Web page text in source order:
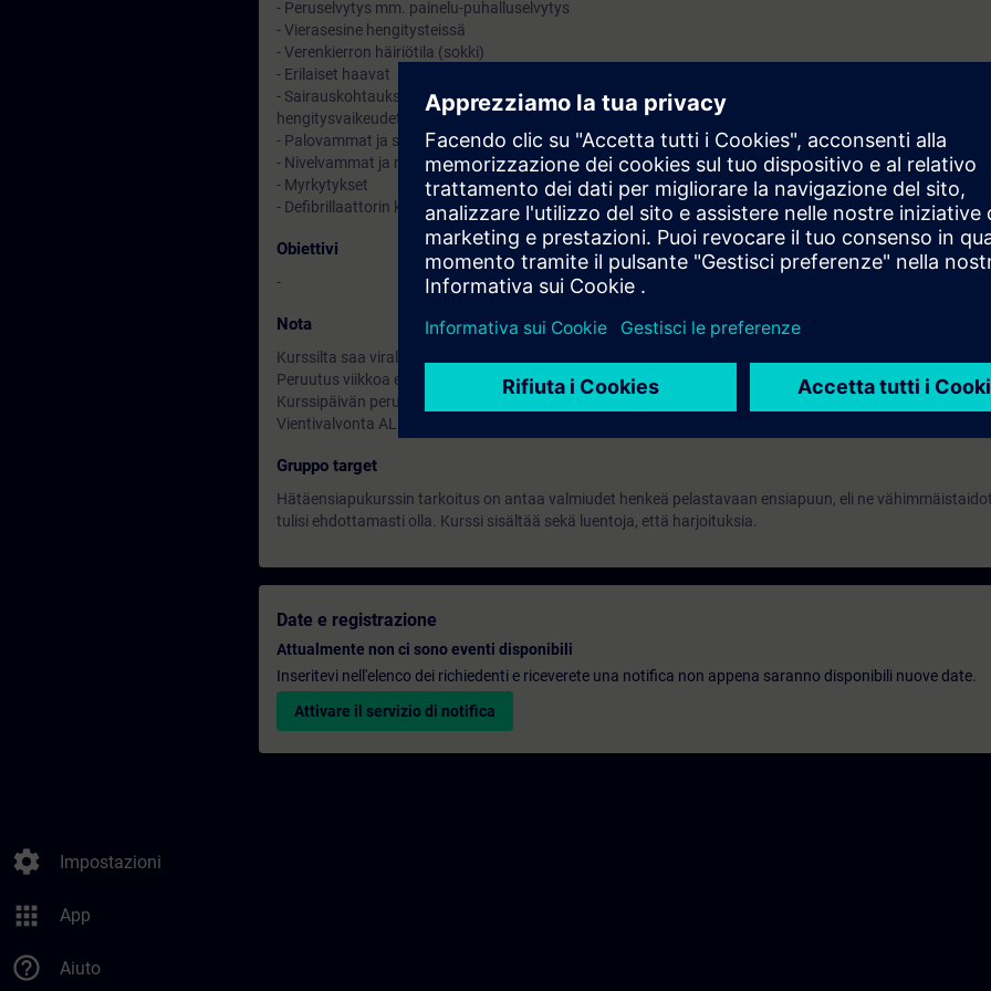
settings Impostazioni
apps App
help_outline Aiuto
- Peruselvytys mm. painelu-puhalluselvytys
- Vierasesine hengitysteissä
- Verenkierron häiriötila (sokki)
- Erilaiset haavat
- Sairauskohtaukset: Aivoverenkierron häiriön oireet, pyörtyminen, rintakipu, epilepsia, diabetes,
hengitysvaikeudet (astma, allergia)
- Palovammat ja sähkön aiheuttamat vammat
- Nivelvammat ja murtumat
- Myrkytykset
- Defibrillaattorin käyttökoulutus
Obiettivi
-
Nota
Kurssilta saa virallisen SPR:n kurssitodistuksen / kortin.
Peruutus viikkoa ennen kurssia on ilmainen, alle viikko kurssista veloitamme puolet kurssin hinnasta.
Kurssipäivän peruutuksista veloitamme koko hinnan.
Vientivalvonta AL :N / ECCN: N
Gruppo target
Hätäensiapukurssin tarkoitus on antaa valmiudet henkeä pelastavaan ensiapuun, eli ne
tulisi ehdottamasti olla. Kurssi sisältää sekä luentoja, että harjoituksia.
Date e registrazione
Attualmente non ci sono eventi disponibili
Inseritevi nell'elenco dei richiedenti e riceverete una notifica non appena saranno disponibili nuove date.
Attivare il servizio di notifica